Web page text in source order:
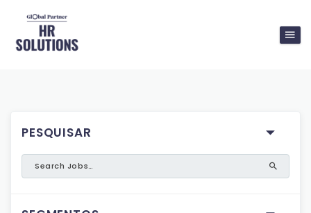
PESQUISAR